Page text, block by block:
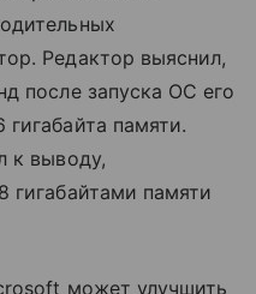
Редактор выяснил,
после запуска ОС его
памяти.
к выводу,
гигабайтами памяти
может улучшить